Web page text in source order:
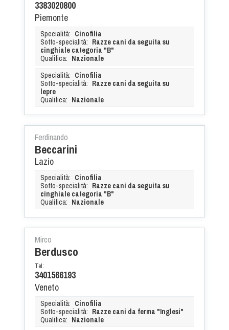
3383020800
Piemonte
Specialità: Cinofilia
Sotto-specialità: Razze cani da seguita su
cinghiale categoria "B"
Qualifica: Nazionale
Specialità: Cinofilia
Sotto-specialità: Razze cani da seguita su
lepre
Qualifica: Nazionale
Ferdinando
Beccarini
Lazio
Specialità: Cinofilia
Sotto-specialità: Razze cani da seguita su
cinghiale categoria "B"
Qualifica: Nazionale
Mirco
Berdusco
Tel:
3401566193
Veneto
Specialità: Cinofilia
Sotto-specialità: Razze cani da ferma "Inglesi"
Qualifica: Nazionale
Sheepdog
Sport acquatici
Treibball
Ipo Delta